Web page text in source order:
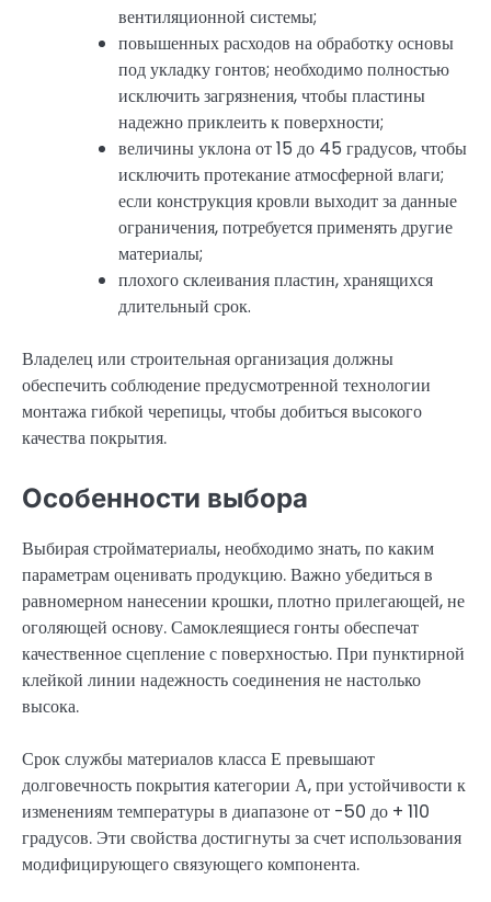
вентиляционной системы;
повышенных расходов на обработку основы
под укладку гонтов; необходимо полностью
исключить загрязнения, чтобы пластины
надежно приклеить к поверхности;
величины уклона от 15 до 45 градусов, чтобы
исключить протекание атмосферной влаги;
если конструкция кровли выходит за данные
ограничения, потребуется применять другие
материалы;
плохого склеивания пластин, хранящихся
длительный срок.
Владелец или строительная организация должны
обеспечить соблюдение предусмотренной технологии
монтажа гибкой черепицы, чтобы добиться высокого
качества покрытия.
Особенности выбора
Выбирая стройматериалы, необходимо знать, по каким
параметрам оценивать продукцию. Важно убедиться в
равномерном нанесении крошки, плотно прилегающей, не
оголяющей основу. Самоклеящиеся гонты обеспечат
качественное сцепление с поверхностью. При пунктирной
клейкой линии надежность соединения не настолько
высока.
Срок службы материалов класса Е превышают
долговечность покрытия категории А, при устойчивости к
изменениям температуры в диапазоне от -50 до + 110
градусов. Эти свойства достигнуты за счет использования
модифицирующего связующего компонента.